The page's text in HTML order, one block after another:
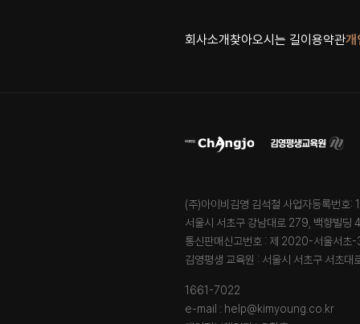
회사소개찾아오시는 길이용약관개
(주)아이비김영 김석철 사업자등록번
서울시 서초구 강남대로 279, 백향빌딩
통신판매신고번호 : 제 2020-서울서초-
김영평생 교육원 : 서울시 서초구 서초
1661-7022
e-mail : help@kimyoung.co.kr